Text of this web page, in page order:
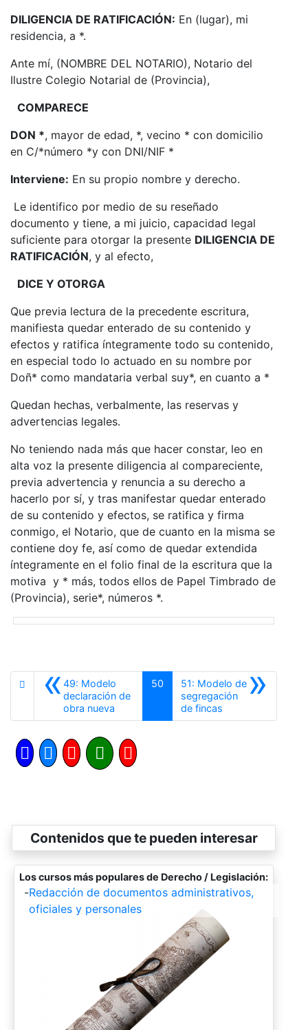
DILIGENCIA DE RATIFICACIÓN: En (lugar), mi
residencia, a *.
Ante mí, (NOMBRE DEL NOTARIO), Notario del
Ilustre Colegio Notarial de (Provincia),
COMPARECE
DON *, mayor de edad, *, vecino * con domicilio
en C/*número *y con DNI/NIF *
Interviene: En su propio nombre y derecho.
Le identifico por medio de su reseñado
documento y tiene, a mi juicio, capacidad legal
suficiente para otorgar la presente DILIGENCIA DE
RATIFICACIÓN, y al efecto,
DICE Y OTORGA
Que previa lectura de la precedente escritura,
manifiesta quedar enterado de su contenido y
efectos y ratifica íntegramente todo su contenido,
en especial todo lo actuado en su nombre por
Doñ* como mandataria verbal suy*, en cuanto a *
Quedan hechas, verbalmente, las reservas y
advertencias legales.
No teniendo nada más que hacer constar, leo en
alta voz la presente diligencia al compareciente,
previa advertencia y renuncia a su derecho a
hacerlo por sí, y tras manifestar quedar enterado
de su contenido y efectos, se ratifica y firma
conmigo, el Notario, que de cuanto en la misma se
contiene doy fe, así como de quedar extendida
íntegramente en el folio final de la escritura que la
motiva y * más, todos ellos de Papel Timbrado de
(Provincia), serie*, números *.
«49: Modelo
declaración de
obra nueva
50 »
51: Modelo de
segregación
de fincasSiguiente
Contenidos que te pueden interesar
Los cursos más populares de Derecho / Legislación:
-Redacción de documentos administrativos,
oficiales y personales